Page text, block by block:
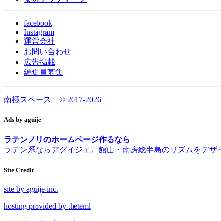
人気の記事
facebook
Instagram
運営会社
お問い合わせ
広告掲載
編集員募集
南極スペース © 2017-2026
Ads by aguije
ラテンノリのホームページ作るなら
ラテン系ならアグイジェ。館山・南房総半島のリズムをデザ
Site Credit
site by aguije inc.
hosting provided by .heteml